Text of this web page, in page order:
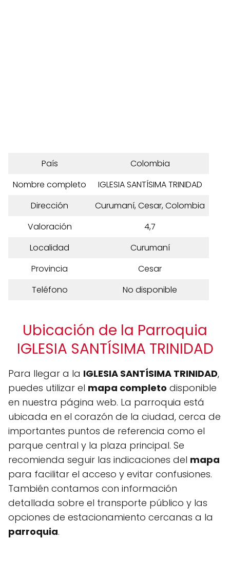
País
Colombia
Nombre completo
IGLESIA SANTÍSIMA TRINIDAD
Dirección
Curumaní, Cesar, Colombia
Valoración
4,7
Localidad
Curumaní
Provincia
Cesar
Teléfono
No disponible
Ubicación de la Parroquia
IGLESIA SANTÍSIMA TRINIDAD
Para llegar a la IGLESIA SANTÍSIMA TRINIDAD,
puedes utilizar el mapa completo disponible
en nuestra página web. La parroquia está
ubicada en el corazón de la ciudad, cerca de
importantes puntos de referencia como el
parque central y la plaza principal. Se
recomienda seguir las indicaciones del mapa
para facilitar el acceso y evitar confusiones.
También contamos con información
detallada sobre el transporte público y las
opciones de estacionamiento cercanas a la
parroquia.